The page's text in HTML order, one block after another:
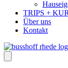
TRIPS +
Über uns
Kontakt